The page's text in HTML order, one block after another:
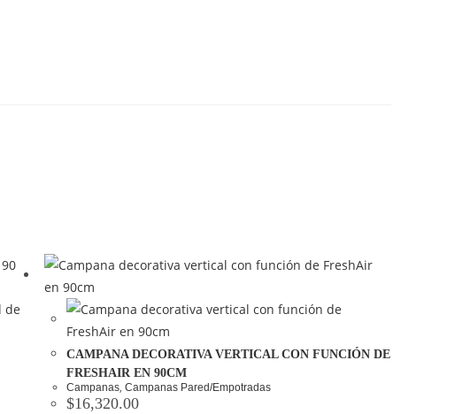
CAMPANA DECORATIVA VERTICAL CON FUNCIÓN DE
FRESHAIR EN 90CM
Campanas,Campanas Pared/Empotradas
$16,320.00